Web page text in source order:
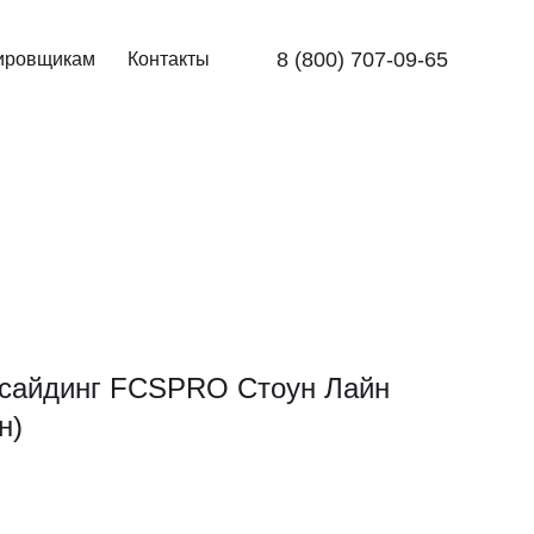
Контакты 8 (800) 707-09-65
FCSPRO Стоун Лайн